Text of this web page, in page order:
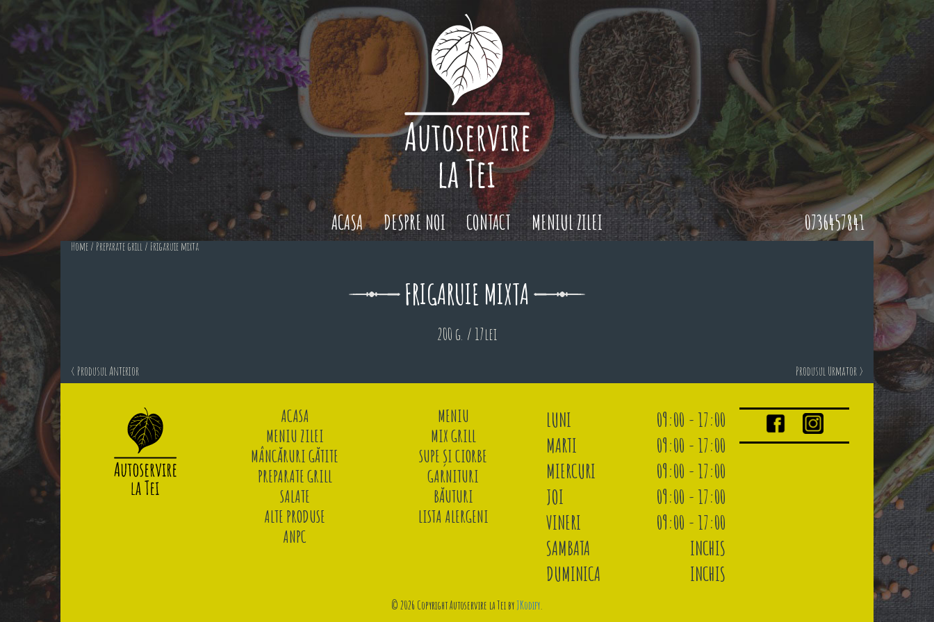
ACASA DESPRE NOI CONTACT MENIUL ZILEI 0736457841
Home / Preparate grill / Frigaruie mixta
FRIGARUIE MIXTA
200 g. / 17lei
< Produsul Anterior Produsul Urmator >
ACASA
MENIU
MENIU ZILEI
MIX GRILL
MÂNCĂRURI GĂTITE
SUPE ȘI CIORBE
PREPARATE GRILL
GARNITURI
SALATE
BĂUTURI
ALTE PRODUSE
LISTA ALERGENI
ANPC
LUNI
09:00 - 17:00
MARTI
09:00 - 17:00
MIERCURI
09:00 - 17:00
JOI
09:00 - 17:00
VINERI
09:00 - 17:00
SAMBATA
INCHIS
DUMINICA
INCHIS
© 2026 Copyright Autoservire la Tei byJKodify.